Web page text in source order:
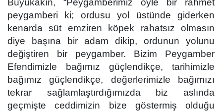
Büyükakın, “Peygamberimiz öyle bir rahmet
peygamberi ki; ordusu yol üstünde giderken
kenarda süt emziren köpek rahatsız olmasın
diye başına bir adam dikip, ordunun yolunu
değiştiren bir peygamber.
Bizim Peygamber
Efendimizle bağımız güçlendikçe, tarihimizle
bağımız güçlendikçe, değerlerimizle bağımızı
tekrar sağlamlaştırdığımızda biz aslında
geçmişte ceddimizin bize göstermiş olduğu